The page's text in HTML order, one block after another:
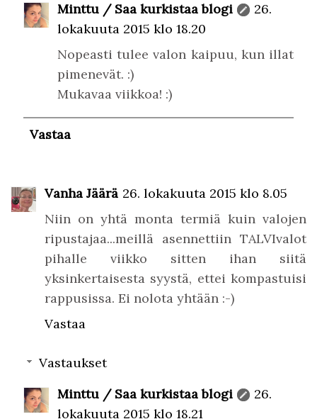
Minttu / Saa kurkistaa blogi
26.
lokakuuta 2015 klo 18.20
Nopeasti tulee valon kaipuu, kun illat
pimenevät. :)
Mukavaa viikkoa! :)
Vastaa
Vanha Jäärä 26. lokakuuta 2015 klo 8.05
Niin on yhtä monta termiä kuin valojen
ripustajaa...meillä asennettiin TALVIvalot
pihalle viikko sitten ihan siitä
yksinkertaisesta syystä, ettei kompastuisi
rappusissa. Ei nolota yhtään :-)
Vastaa
Vastaukset
Minttu / Saa kurkistaa blogi
26.
lokakuuta 2015 klo 18.21